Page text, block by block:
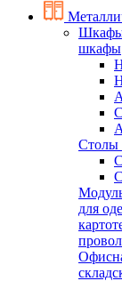
шкафы
Столы
для